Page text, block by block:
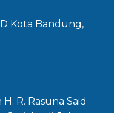
Kota Bandung,
R. Rasuna Said